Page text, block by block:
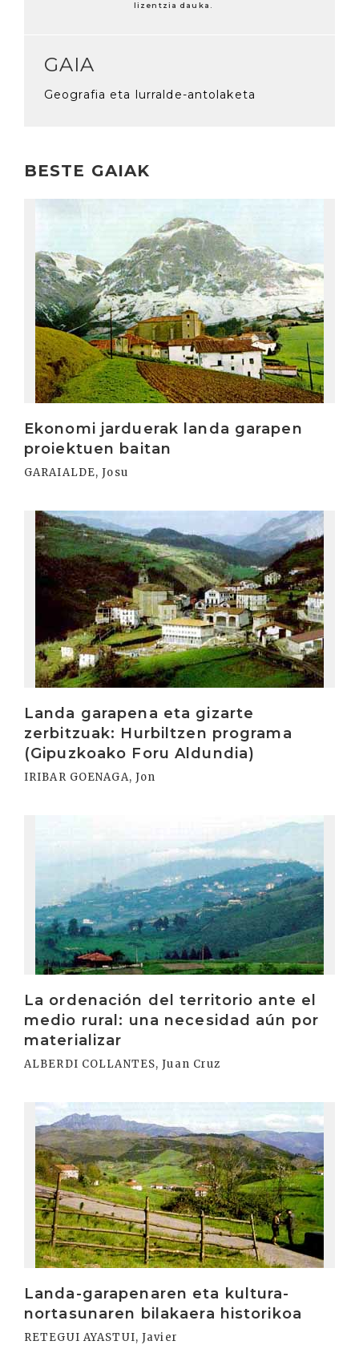
lizentzia dauka.
GAIA
Geografia eta lurralde-antolaketa
BESTE GAIAK
Ekonomi jarduerak landa garapen
proiektuen baitan
GARAIALDE, Josu
Landa garapena eta gizarte
zerbitzuak: Hurbiltzen programa
(Gipuzkoako Foru Aldundia)
IRIBAR GOENAGA, Jon
Irakurri
La ordenación del territorio ante el
medio rural: una necesidad aún por
materializar
ALBERDI COLLANTES, Juan Cruz
Landa-garapenaren eta kultura-
nortasunaren bilakaera historikoa
RETEGUI AYASTUI, Javier
Irakurri